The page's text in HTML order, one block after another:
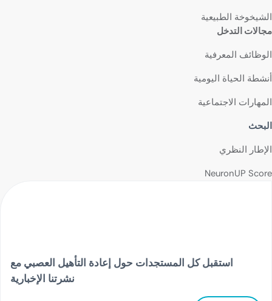
الشيخوخة الطبيعية
مجالات التدخل
الوظائف المعرفية
أنشطة الحياة اليومية
المهارات الاجتماعية
البحث
الإطار النظري
NeuronUP Score
استقبل كل المستجدات حول إعادة التأهيل العصبي مع
نشرتنا الإخبارية